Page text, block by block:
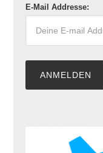
E-Mail Addresse: